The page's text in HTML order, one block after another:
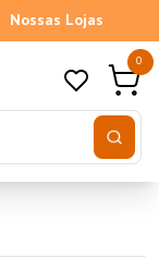
Nossas Lojas
0